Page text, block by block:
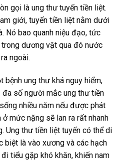
gọi là ung thư tuyến tiền liệt.
giới, tuyến tiền liệt nằm dưới
Nó bao quanh niệu đạo, tức
dương vật qua đó nước
ngoài.
bệnh ung thư khá nguy hiểm,
đa số người mắc ung thư tiền
nhiều năm nếu được phát
mức nặng sẽ lan ra rất nhanh
Ung thư tiền liệt tuyến có thể di
biệt là vào xương và các hạch
tiểu gặp khó khăn, khiến nam